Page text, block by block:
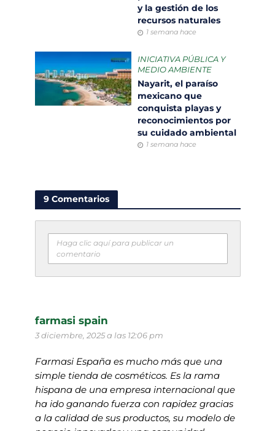
y la gestión de los
recursos naturales
1 semana hace
INICIATIVA PÚBLICA Y
MEDIO AMBIENTE
Nayarit, el paraíso
mexicano que
conquista playas y
reconocimientos por
su cuidado ambiental
1 semana hace
9 Comentarios
Haga clic aquí para publicar un
comentario
farmasi spain
3 diciembre, 2025 a las 12:06 pm
Farmasi España es mucho más que una
simple tienda de cosméticos. Es la rama
hispana de una empresa internacional que
ha ido ganando fuerza con rapidez gracias
a la calidad de sus productos, su modelo de